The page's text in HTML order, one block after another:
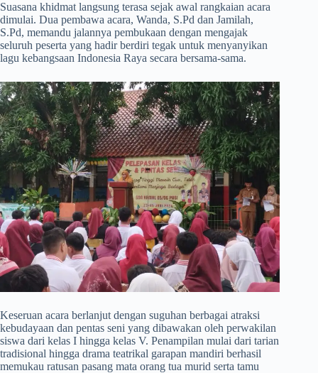
​Suasana khidmat langsung terasa sejak awal rangkaian acara
dimulai. Dua pembawa acara, Wanda, S.Pd dan Jamilah,
S.Pd, memandu jalannya pembukaan dengan mengajak
seluruh peserta yang hadir berdiri tegak untuk menyanyikan
lagu kebangsaan Indonesia Raya secara bersama-sama.
​Keseruan acara berlanjut dengan suguhan berbagai atraksi
kebudayaan dan pentas seni yang dibawakan oleh perwakilan
siswa dari kelas I hingga kelas V. Penampilan mulai dari tarian
tradisional hingga drama teatrikal garapan mandiri berhasil
memukau ratusan pasang mata orang tua murid serta tamu